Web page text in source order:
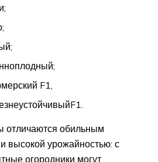
F1,
отличаются обильным
высокой урожайностью: с
огородники могут